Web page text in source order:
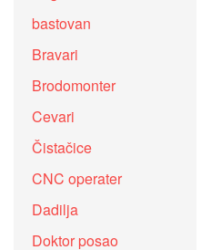
bastovan
Bravari
Brodomonter
Cevari
Čistačice
CNC operater
Dadilja
Doktor posao